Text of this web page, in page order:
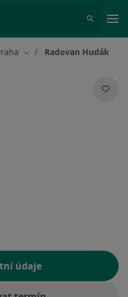
Změna města
Radovan Hudák
údaje